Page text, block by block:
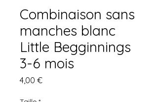
Combinaison sans
manches blanc
Little Begginnings
3-6 mois
4,00 €Prix